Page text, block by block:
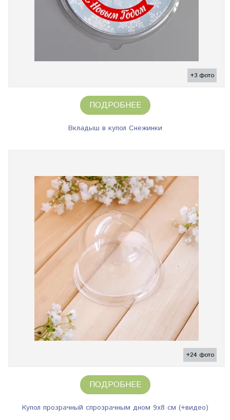
+3 фото
ПОДРОБНЕЕ
Вкладыш в купол Снежинки
+24 фото
ПОДРОБНЕЕ
Купол прозрачный спрозрачным дном 9х8 см (+видео)